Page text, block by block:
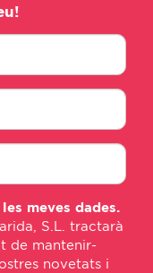
meves dades.
S.L. tractarà
de mantenir-
novetats i